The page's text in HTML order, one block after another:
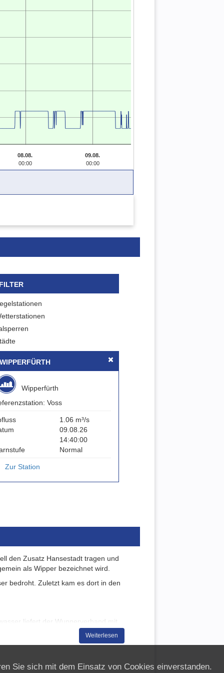
08.08.
00:00
09.08.
00:00
WIPPERFÜRTH
Wipperfürth
Voss
1.06 m³/s
09.08.26
14:40:00
Normal
Zur Station
den Zusatz Hansestadt tragen und
als Wipper bezeichnet wird.
bedroht. Zuletzt kam es dort in den
liefert der Wupperverband mit
und Daten zu Pegelständen im
Weiterlesen
Sie sich mit dem Einsatz von Cookies einverstanden.